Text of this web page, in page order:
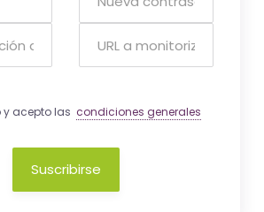
y acepto las condiciones generales
Suscribirse